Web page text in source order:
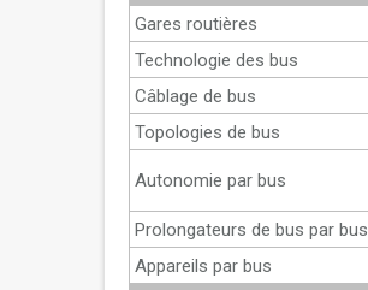
Gares routières
Technologie des bus
Câblage de bus
Topologies de bus
Autonomie par bus
Prolongateurs de bus par bus
Appareils par bus